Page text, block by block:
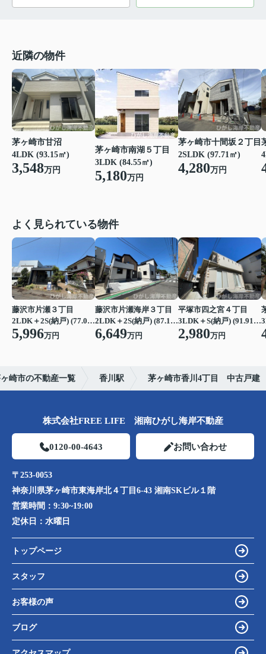
近隣の物件
茅ヶ崎市甘沼
4LDK (93.15㎡)
3,548万円
茅ヶ崎市南湖５丁目
3LDK (84.55㎡)
5,180万円
茅ヶ崎市十間坂２丁目
2SLDK (97.71㎡)
4,280万円
よく見られている物件
藤沢市片瀬３丁目
2LDK＋2S(納戸) (77.07㎡)
5,996万円
藤沢市片瀬海岸３丁目
2LDK＋2S(納戸) (87.15㎡)
6,649万円
平塚市四之宮４丁目
3LDK＋S(納戸) (91.91㎡)
2,980万円
崎市の不動産一覧 香川駅 茅ヶ崎市香川4丁目 中古戸建
株式会社FREE LIFE 湘南ひがし海岸不動産
0120-00-4643 お問い合わせ
〒253-0053
神奈川県茅ヶ崎市東海岸北４丁目6-43 湘南SKビル１階
営業時間： 9:30~19:00
定休日： 水曜日
トップページ
スタッフ
お客様の声
ブログ